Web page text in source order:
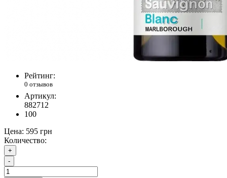
Рейтинг:
0 отзывов
Артикул:
882712
100
Цена: 595 грн
Количество:
+
-